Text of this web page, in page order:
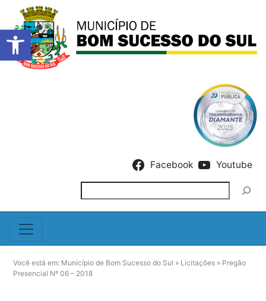
Barra de Ferramentas
Facebook Youtube
Você está em: Município de Bom Sucesso do Sul » Licitações » Pregão
Presencial Nº 06 – 2018